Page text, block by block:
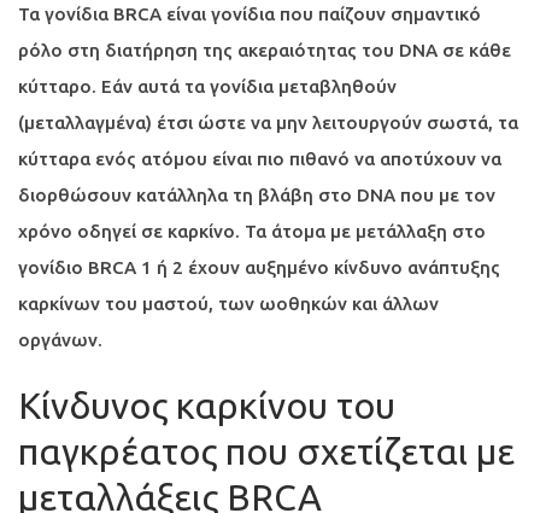
Τα γονίδια BRCA είναι γονίδια που παίζουν σημαντικό
ρόλο στη διατήρηση της ακεραιότητας του DNA σε κάθε
κύτταρο. Εάν αυτά τα γονίδια μεταβληθούν
(μεταλλαγμένα) έτσι ώστε να μην λειτουργούν σωστά, τα
κύτταρα ενός ατόμου είναι πιο πιθανό να αποτύχουν να
διορθώσουν κατάλληλα τη βλάβη στο DNA που με τον
χρόνο οδηγεί σε καρκίνο. Τα άτομα με μετάλλαξη στο
γονίδιο BRCA 1 ή 2 έχουν αυξημένο κίνδυνο ανάπτυξης
καρκίνων του μαστού, των ωοθηκών και άλλων
οργάνων.
Κίνδυνος καρκίνου του
παγκρέατος που σχετίζεται με
μεταλλάξεις BRCA